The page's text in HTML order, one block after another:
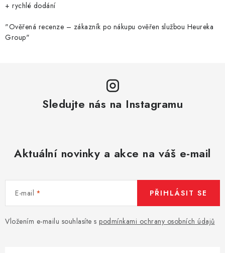
+ rychlé dodání
"Ověřená recenze – zákazník po nákupu ověřen službou Heureka
Group"
Sledujte nás na Instagramu
Aktuální novinky a akce na váš e-mail
E-mail
Vložením e-mailu souhlasíte s podmínkami ochrany osobních údajů
PŘIHLÁSIT SE